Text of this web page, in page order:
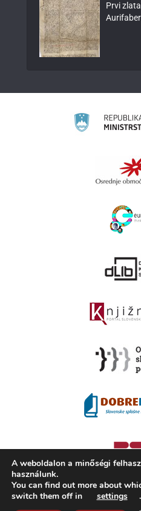
Prvi
Aurifaber
2008 - 2026 ©KAMRA,
A weboldalon a minőségi
használunk.
You can find out more about
switch them off in
settings .